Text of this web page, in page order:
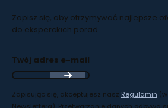
Zapisz się, aby otrzymywać najlepsze
do eksperckich porad.
Twój adres e-mail
Zapisując się, akceptujesz nasz Regulamin